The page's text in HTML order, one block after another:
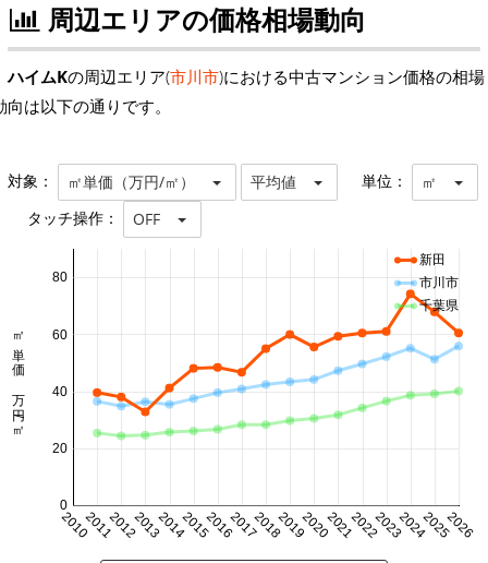
周辺エリアの価格相場動向
ハイムKの周辺エリア(市川市)における中古マンション価格の相場
向は以下の通りです。
対象： ㎡単価（万円/㎡） 平均値 単位： ㎡
タッチ操作： OFF
20102011201220132014201520162017201820192020202120222023202420252026
0
20
40
60
80
㎡単価 万円/㎡
新田
市川市
千葉県